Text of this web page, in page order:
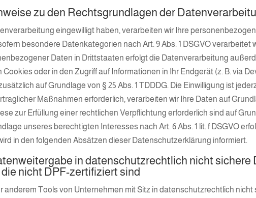
zu den Rechtsgrundlagen der
eingewilligt haben, verarbeiten wir Ihre
besondere Datenkategorien nach Art. 9 Abs. 1 DSGVO
Daten in Drittstaaten erfolgt die Datenverarbeitung
oder in den Zugriff auf Informationen in Ihr Endgerät (z. B. via
auf Grundlage von § 25 Abs. 1 TDDDG. Die Einwilligung ist
Maßnahmen erforderlich, verarbeiten wir Ihre Daten auf
zur Erfüllung einer rechtlichen Verpflichtung erforderlich sind auf
unseres berechtigten Interesses nach Art. 6 Abs. 1 lit. f DSGVO
in den folgenden Absätzen dieser Datenschutzerklärung informiert.
in datenschutzrechtlich nicht
nicht DPF-zertifiziert sind
anderem Tools von Unternehmen mit Sitz in datenschutzrechtlich